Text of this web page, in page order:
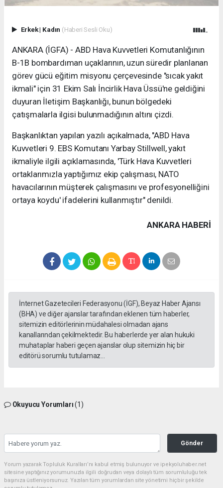
Erkek| Kadın (Haberi Sesli Oku)
ANKARA (İGFA) - ABD Hava Kuvvetleri Komutanlığının
B-1B bombardıman uçaklarının, uzun süredir planlanan
görev gücü eğitim misyonu çerçevesinde "sıcak yakıt
ikmali" için 31 Ekim Salı İncirlik Hava Üssü'ne geldiğini
duyuran İletişim Başkanlığı, bunun bölgedeki
çatışmalarla ilgisi bulunmadığının altını çizdi.
Başkanlıktan yapılan yazılı açıkalmada, "ABD Hava
Kuvvetleri 9. EBS Komutanı Yarbay Stillwell, yakıt
ikmaliyle ilgili açıklamasında, 'Türk Hava Kuvvetleri
ortaklarımızla yaptığımız ekip çalışması, NATO
havacılarının müşterek çalışmasını ve profesyonelliğini
ortaya koydu' ifadelerini kullanmıştır" denildi.
ANKARA HABERİ
İnternet Gazetecileri Federasyonu (İGF), Beyaz Haber Ajansı
(BHA) ve diğer ajanslar tarafından eklenen tüm haberler,
sitemizin editörlerinin müdahalesi olmadan ajans
kanallarından çekilmektedir. Bu haberlerde yer alan hukuki
muhataplar haberi geçen ajanslar olup sitemizin hiç bir
editörü sorumlu tutulamaz...
Okuyucu Yorumları(1)
Gönder
Yorum yazarak Topluluk Kuralları’nı kabul etmiş bulunuyor ve ipekyoluhaber.net
sitesine yaptığınız yorumunuzla ilgili doğrudan veya dolaylı tüm sorumluluğu tek
başınıza üstleniyorsunuz. Yazılan tüm yorumlardan site yönetimi hiçbir şekilde